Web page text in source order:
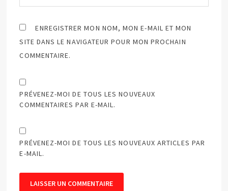
ENREGISTRER MON NOM, MON E-MAIL ET MON
SITE DANS LE NAVIGATEUR POUR MON PROCHAIN
COMMENTAIRE.
PRÉVENEZ-MOI DE TOUS LES NOUVEAUX
COMMENTAIRES PAR E-MAIL.
PRÉVENEZ-MOI DE TOUS LES NOUVEAUX ARTICLES PAR
E-MAIL.